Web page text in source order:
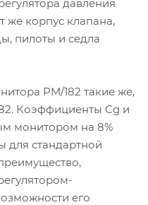
давления
же корпус клапана,
пилоты и седла
PM/182 такие же,
Коэффициенты Cg и
монитором на 8%
для стандартной
его